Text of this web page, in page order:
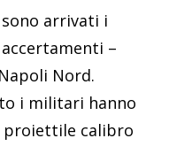
arrivati i
–
Nord.
i militari hanno
proiettile calibro